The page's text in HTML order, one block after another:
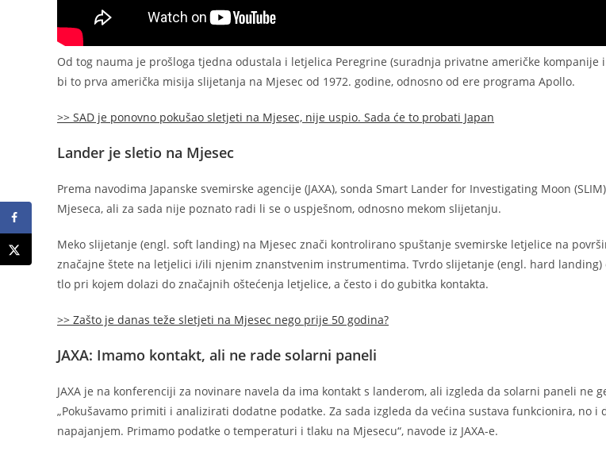
Od tog nauma je prošloga tjedna odustala i letjelica Peregrine (suradnja privatne američke kompanije i
bi to prva američka misija slijetanja na Mjesec od 1972. godine, odnosno od ere programa Apollo.
>> SAD je ponovno pokušao sletjeti na Mjesec, nije uspio. Sada će to probati Japan
Lander je sletio na Mjesec
Prema navodima Japanske svemirske agencije (JAXA), sonda Smart Lander for Investigating Moon
Mjeseca, ali za sada nije poznato radi li se o uspješnom, odnosno mekom slijetanju.
Meko slijetanje (engl. soft landing) na Mjesec znači kontrolirano spuštanje svemirske letjelice na
značajne štete na letjelici i/ili njenim znanstvenim instrumentima. Tvrdo slijetanje (engl. hard landing)
tlo pri kojem dolazi do značajnih oštećenja letjelice, a često i do gubitka kontakta.
>> Zašto je danas teže sletjeti na Mjesec nego prije 50 godina?
JAXA: Imamo kontakt, ali ne rade solarni paneli
JAXA je na konferenciji za novinare navela da ima kontakt s landerom, ali izgleda da solarni paneli ne
„Pokušavamo primiti i analizirati dodatne podatke. Za sada izgleda da većina sustava funkcionira, no i
napajanjem. Primamo podatke o temperaturi i tlaku na Mjesecu“, navode iz JAXA-e.